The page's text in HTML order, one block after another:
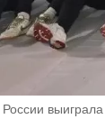
выиграла